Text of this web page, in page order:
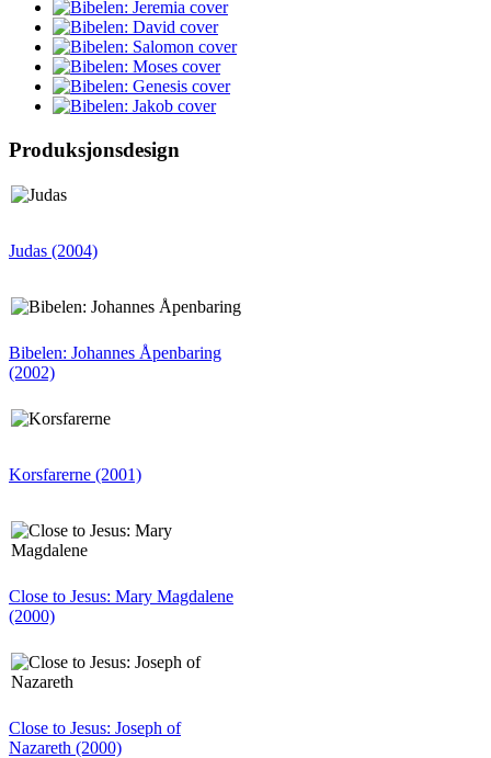
Produksjonsdesign
Judas (2004)
Bibelen: Johannes Åpenbaring
(2002)
Korsfarerne (2001)
Close to Jesus: Mary Magdalene
(2000)
Close to Jesus: Joseph of
Nazareth (2000)